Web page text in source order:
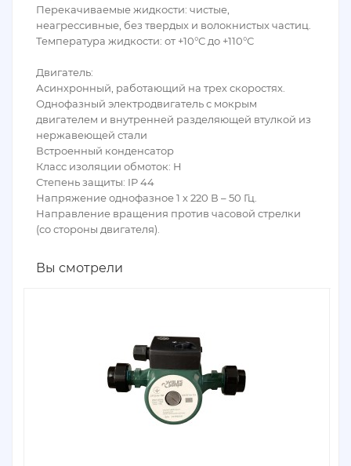
Перекачиваемые жидкости: чистые,
неагрессивные, без твердых и волокнистых частиц.
Температура жидкости: от +10°С до +110°С
Двигатель:
Асинхронный, работающий на трех скоростях.
Однофазный электродвигатель с мокрым
двигателем и внутренней разделяющей втулкой из
нержавеющей стали
Встроенный конденсатор
Класс изоляции обмоток: H
Степень защиты: IP 44
Напряжение однофазное 1 х 220 В – 50 Гц.
Направление вращения против часовой стрелки
(со стороны двигателя).
Вы смотрели